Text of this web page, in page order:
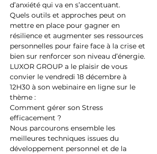
d’anxiété qui va en s’accentuant.
Quels outils et approches peut on
mettre en place pour gagner en
résilience et augmenter ses ressources
personnelles pour faire face à la crise et
bien sur renforcer son niveau d’énergie.
LUXOR GROUP a le plaisir de vous
convier le vendredi 18 décembre à
12H30 à son webinaire en ligne sur le
thème :
Comment gérer son Stress
efficacement ?
Nous parcourons ensemble les
meilleures techniques issues du
développement personnel et de la